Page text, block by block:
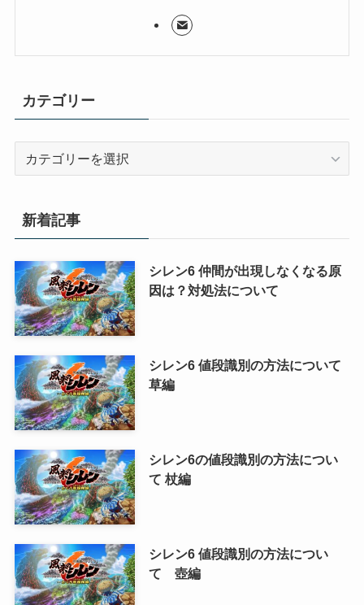
カテゴリー
リ
ー
新着記事
シレン6 仲間が出現しなくなる原
因は？対処法について
シレン6 値段識別の方法について
草編
シレン6の値段識別の方法につい
て 杖編
シレン6 値段識別の方法につい
て 壺編